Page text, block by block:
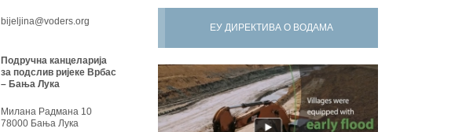
ЕУ ДИРЕКТИВА О ВОДАМА
bijeljina@voders.org
Подручна канцеларија
за подслив ријеке Врбас
– Бања Лука
Милана Радмана 10
78000 Бања Лука